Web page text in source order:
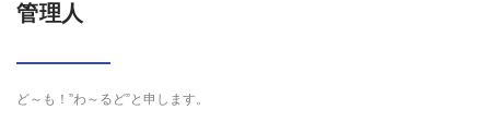
管理人
ど～も！”わ～るど”と申します。